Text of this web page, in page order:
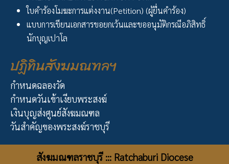
ใบคำร้องโมฆะการแต่งงาน(Petition) (ผู้ยื่นคำร้อง)
แบบการเขียนเอกสารขอยกเว้นและขออนุมัติกรณีอภิสิทธิ์
นักบุญเปาโล
ปฏิทินสังฆมณฑลฯ
กำหนดฉลองวัด
กำหนดวันเข้าเงียบพระสงฆ์
เงินบุญส่งศูนย์สังฆมณฑล
วันสำคัญของพระสงฆ์ราชบุรี
สังฆมณฑลราชบุรี ::: Ratchaburi Diocese